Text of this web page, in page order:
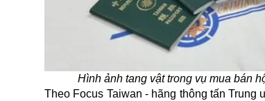
Hình ảnh tang vật trong vụ mua bán
Theo Focus Taiwan - hãng thông tấn